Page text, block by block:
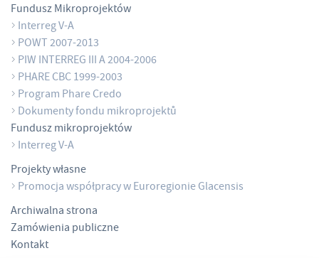
Fundusz Mikroprojektów
Interreg V-A
POWT 2007-2013
PIW INTERREG III A 2004-2006
PHARE CBC 1999-2003
Program Phare Credo
Dokumenty fondu mikroprojektů
Fundusz mikroprojektów
Interreg V-A
Projekty własne
Promocja współpracy w Euroregionie Glacensis
Archiwalna strona
Zamówienia publiczne
Kontakt